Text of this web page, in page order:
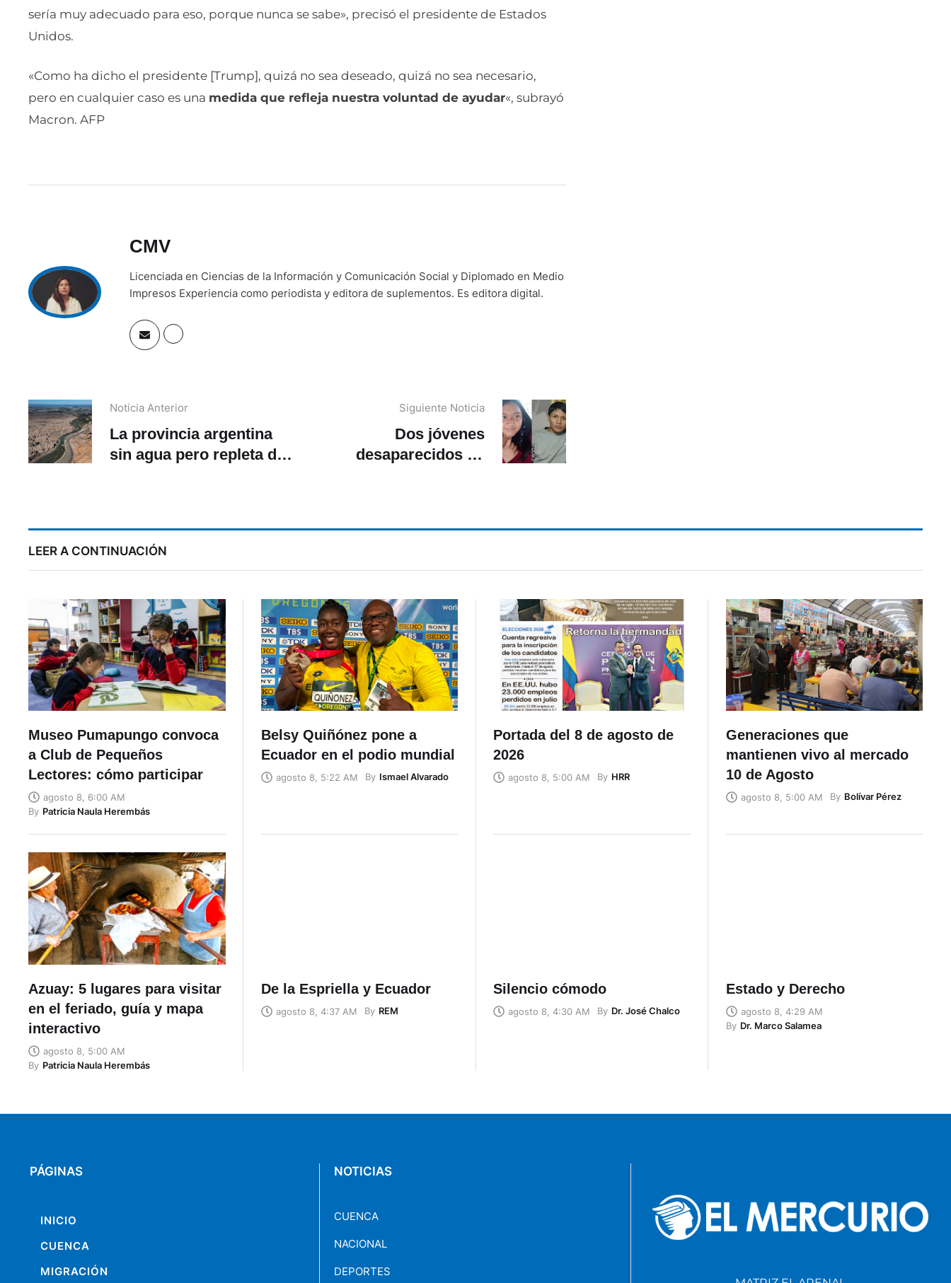
sería muy adecuado para eso, porque nunca se sabe», precisó el presidente de Estados
Unidos.
«Como ha dicho el presidente [Trump], quizá no sea deseado, quizá no sea necesario,
pero en cualquier caso es una medida que refleja nuestra voluntad de ayudar«, subrayó
Macron. AFP
CMV
Licenciada en Ciencias de la Información y Comunicación Social y Diplomado en Medio
Impresos Experiencia como periodista y editora de suplementos. Es editora digital.
Noticia Anterior
La provincia argentina
sin agua pero repleta de
Siguiente Noticia
Dos jóvenes
desaparecidos en
LEER A CONTINUACIÓN
Museo Pumapungo convoca
a Club de Pequeños
Lectores: cómo participar
agosto 8, 6:00 AM
By Patricia Naula Herembás
Belsy Quiñónez pone a
Ecuador en el podio mundial
agosto 8, 5:22 AM By Ismael Alvarado
Portada del 8 de agosto de
2026
agosto 8, 5:00 AM By HRR
Generaciones que
mantienen vivo al mercado
10 de Agosto
agosto 8, 5:00 AM By Bolívar Pérez
Azuay: 5 lugares para visitar
en el feriado, guía y mapa
interactivo
agosto 8, 5:00 AM
By Patricia Naula Herembás
De la Espriella y Ecuador
agosto 8, 4:37 AM By REM
Silencio cómodo
agosto 8, 4:30 AM By Dr. José Chalco
Estado y Derecho
agosto 8, 4:29 AM
By Dr. Marco Salamea
PÁGINAS
INICIO
CUENCA
MIGRACIÓN
NOTICIAS
CUENCA
NACIONAL
DEPORTES